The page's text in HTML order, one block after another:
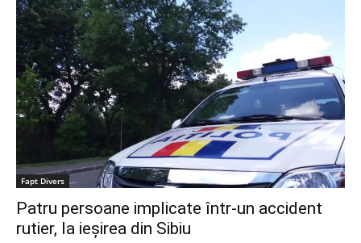
Fapt Divers
Patru persoane implicate într-un accident
rutier, la ieșirea din Sibiu